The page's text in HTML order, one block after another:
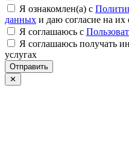
Я ознакомлен(а) с
данных и даю согласие на их
Я соглашаюсь c
Я соглашаюсь получать
услугах
Отправить
✕